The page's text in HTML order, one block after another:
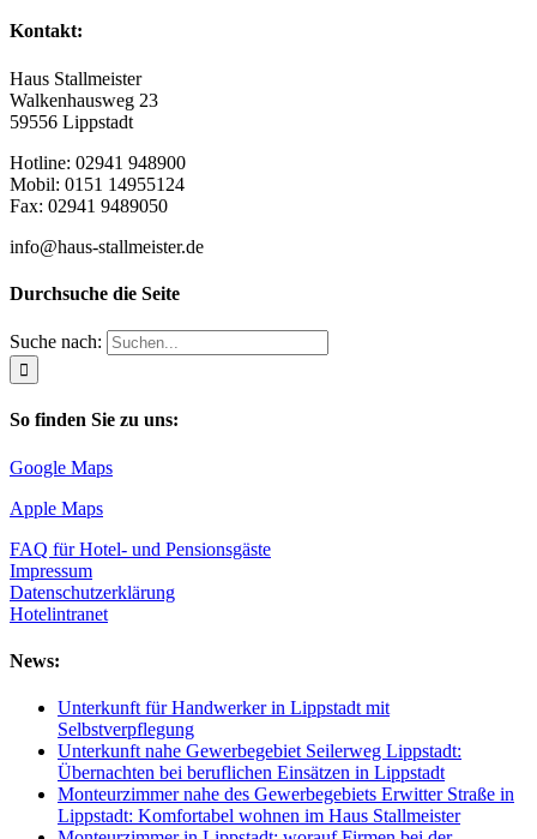
Kontakt:
Haus Stallmeister
Walkenhausweg 23
59556 Lippstadt
Hotline: 02941 948900
Mobil: 0151 14955124
Fax: 02941 9489050
info@haus-stallmeister.de
Durchsuche die Seite
Suche nach:
So finden Sie zu uns:
Google Maps
Apple Maps
FAQ für Hotel- und Pensionsgäste
Impressum
Datenschutzerklärung
Hotelintranet
News:
Unterkunft für Handwerker in Lippstadt mit
Selbstverpflegung
Unterkunft nahe Gewerbegebiet Seilerweg Lippstadt:
Übernachten bei beruflichen Einsätzen in Lippstadt
Monteurzimmer nahe des Gewerbegebiets Erwitter Straße in
Lippstadt: Komfortabel wohnen im Haus Stallmeister